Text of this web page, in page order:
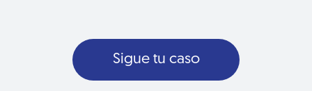
Sigue tu caso